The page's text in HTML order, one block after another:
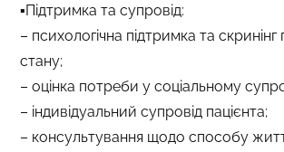
▪️Підтримка та супровід:
– психологічна підтримка та скринінг
стану;
– оцінка потреби у соціальному
– індивідуальний супровід пацієнта;
– консультування щодо способу